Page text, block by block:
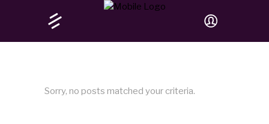
Sorry, no posts matched your criteria.